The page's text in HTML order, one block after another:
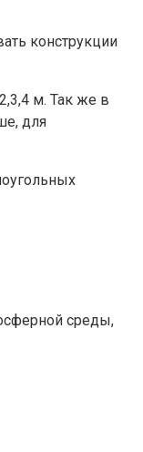
конструкции
м. Так же в
для
среды,